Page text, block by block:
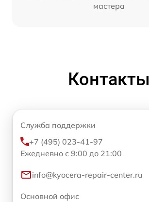
мастера
Контакты
Служба поддержки
+7 (495) 023-41-97
Ежедневно с 9:00 до 21:00
info@kyocera-repair-center.ru
Основной офис